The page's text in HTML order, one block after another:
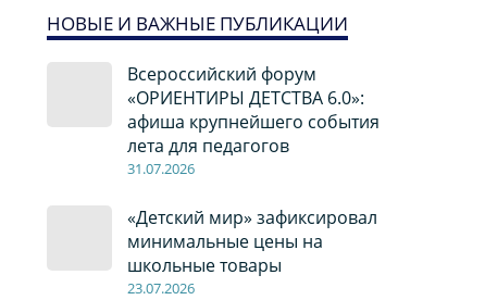
НОВЫЕ И ВАЖНЫЕ ПУБЛИКАЦИИ
Всероссийский форум
«ОРИЕНТИРЫ ДЕТСТВА 6.0»:
афиша крупнейшего события
лета для педагогов
31.07.2026
«Детский мир» зафиксировал
минимальные цены на
школьные товары
23.07.2026